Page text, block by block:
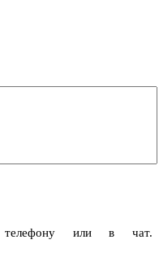
телефону или в чат.